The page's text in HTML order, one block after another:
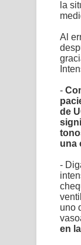
la
Al
-
de
una
-
uno
en